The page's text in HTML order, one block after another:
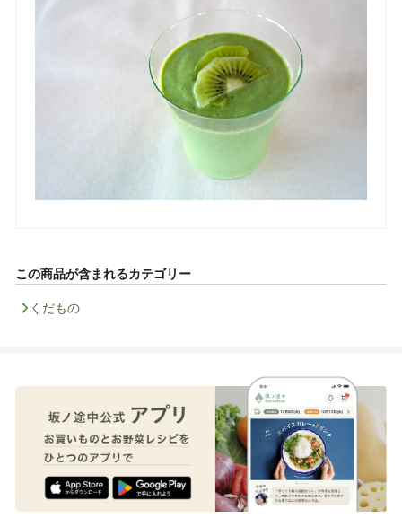
この商品が含まれるカテゴリー
くだもの